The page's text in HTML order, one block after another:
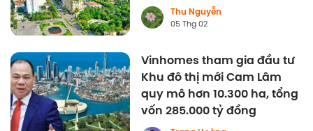
Thu Nguyễn
05 Thg 02
Vinhomes tham gia đầu tư
Khu đô thị mới Cam Lâm
quy mô hơn 10.300 ha, tổng
vốn 285.000 tỷ đồng